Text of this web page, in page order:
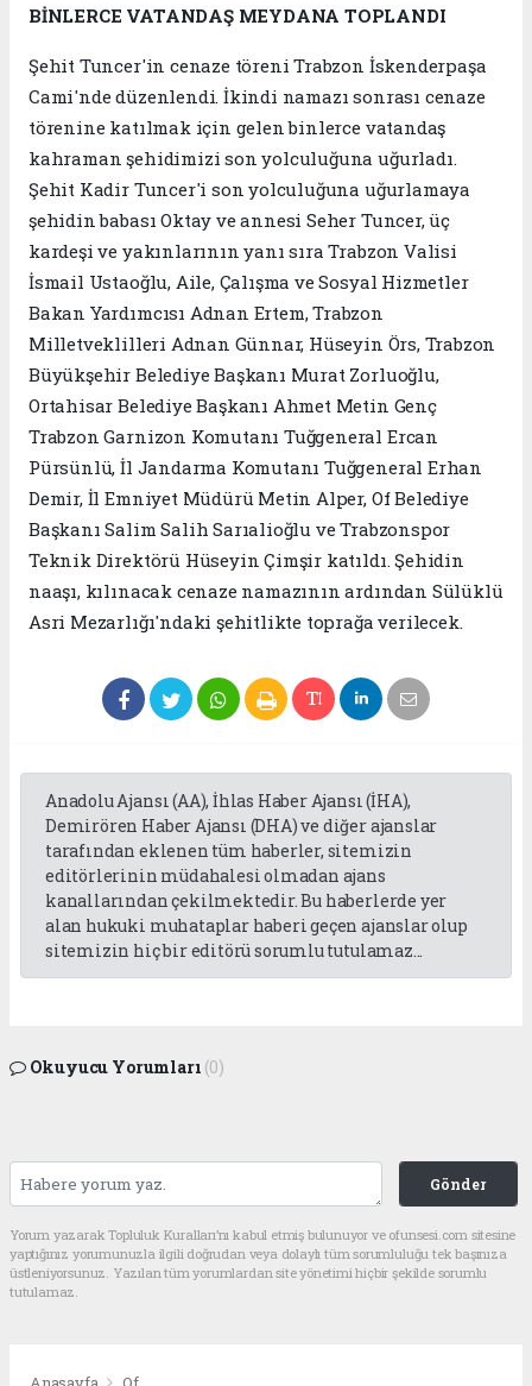
BİNLERCE VATANDAŞ MEYDANA TOPLANDI
Şehit Tuncer'in cenaze töreni Trabzon İskenderpaşa
Cami'nde düzenlendi. İkindi namazı sonrası cenaze
törenine katılmak için gelen binlerce vatandaş
kahraman şehidimizi son yolculuğuna uğurladı.
Şehit Kadir Tuncer'i son yolculuğuna uğurlamaya
şehidin babası Oktay ve annesi Seher Tuncer, üç
kardeşi ve yakınlarının yanı sıra Trabzon Valisi
İsmail Ustaoğlu, Aile, Çalışma ve Sosyal Hizmetler
Bakan Yardımcısı Adnan Ertem, Trabzon
Milletveklilleri Adnan Günnar, Hüseyin Örs, Trabzon
Büyükşehir Belediye Başkanı Murat Zorluoğlu,
Ortahisar Belediye Başkanı Ahmet Metin Genç
Trabzon Garnizon Komutanı Tuğgeneral Ercan
Pürsünlü, İl Jandarma Komutanı Tuğgeneral Erhan
Demir, İl Emniyet Müdürü Metin Alper, Of Belediye
Başkanı Salim Salih Sarıalioğlu ve Trabzonspor
Teknik Direktörü Hüseyin Çimşir katıldı. Şehidin
naaşı, kılınacak cenaze namazının ardından Sülüklü
Asri Mezarlığı'ndaki şehitlikte toprağa verilecek.
Anadolu Ajansı (AA), İhlas Haber Ajansı (İHA),
Demirören Haber Ajansı (DHA) ve diğer ajanslar
tarafından eklenen tüm haberler, sitemizin
editörlerinin müdahalesi olmadan ajans
kanallarından çekilmektedir. Bu haberlerde yer
alan hukuki muhataplar haberi geçen ajanslar olup
sitemizin hiç bir editörü sorumlu tutulamaz...
Okuyucu Yorumları (0)
Gönder
Yorum yazarak Topluluk Kuralları’nı kabul etmiş bulunuyor ve ofunsesi.com sitesine
yaptığınız yorumunuzla ilgili doğrudan veya dolaylı tüm sorumluluğu tek başınıza
üstleniyorsunuz. Yazılan tüm yorumlardan site yönetimi hiçbir şekilde sorumlu
tutulamaz.